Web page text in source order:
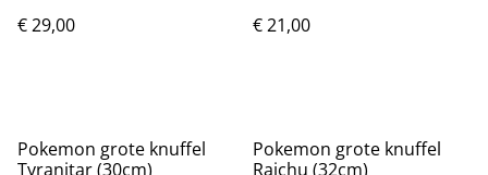
€ 29,00
€ 21,00
Pokemon grote knuffel
Tyranitar (30cm)
Pokemon grote knuffel
Raichu (32cm)